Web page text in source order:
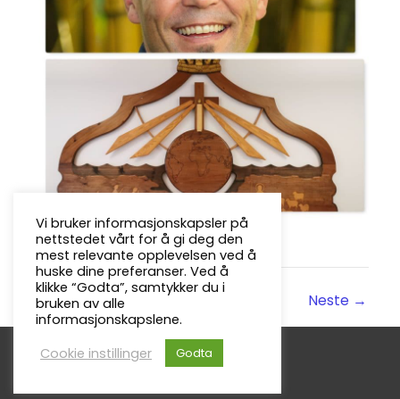
←Forrige Neste →
Copyright © 2026 Froland Menighet
Vi bruker informasjonskapsler på
nettstedet vårt for å gi deg den
mest relevante opplevelsen ved å
huske dine preferanser. Ved å
klikke “Godta”, samtykker du i
bruken av alle
informasjonskapslene.
Cookie instillinger
Godta